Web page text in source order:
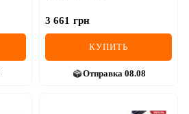
3 661 грн
КУПИТЬ
Отправка 08.08